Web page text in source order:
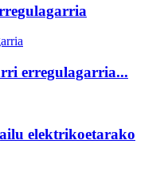
erregulagarria...
elektrikoetarako